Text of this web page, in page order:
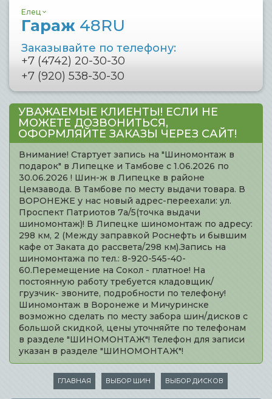
Елец
Гараж 48RU
Заказывайте по телефону:
+7 (4742) 20-30-30
+7 (920) 538-30-30
УВАЖАЕМЫЕ КЛИЕНТЫ! ЕСЛИ НЕ
МОЖЕТЕ ДОЗВОНИТЬСЯ,
ОФОРМЛЯЙТЕ ЗАКАЗЫ ЧЕРЕЗ САЙТ!
Внимание! Стартует запись на "Шиномонтаж в
подарок" в Липецке и Тамбове с 1.06.2026 по
30.06.2026 ! Шин-ж в Липецке в районе
Цемзавода. В Тамбове по месту выдачи товара. В
ВОРОНЕЖЕ у нас новый адрес-переехали: ул.
Проспект Патриотов 7а/5(точка выдачи
шиномонтаж)! В Липецке шиномонтаж по адресу:
298 км, 2 (Между заправкой Роснефть и бывшим
кафе от Заката до рассвета/298 км).Запись на
шиномонтажа по тел.: 8-920-545-40-
60.Перемещение на Сокол - платное! На
постоянную работу требуется кладовщик/
грузчик- звоните, подробности по телефону!
Шиномонтаж в Воронеже и Мичуринске
возможно сделать по месту забора шин/дисков с
большой скидкой, цены уточняйте по телефонам
в разделе "ШИНОМОНТАЖ"! Телефон для записи
указан в разделе "ШИНОМОНТАЖ"!
ГЛАВНАЯ ВЫБОР ШИН ВЫБОР ДИСКОВ